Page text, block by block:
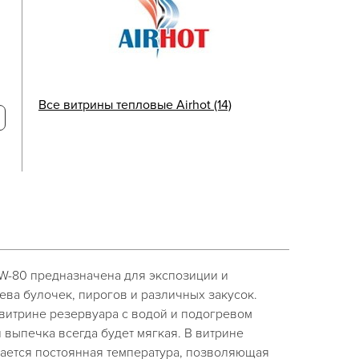
Все витрины тепловые Airhot (14)
80 предназначена для экспозиции и
булочек, пирогов и различных закусок.
резервуара с водой и подогревом
всегда будет мягкая. В витрине
постоянная температура, позволяющая